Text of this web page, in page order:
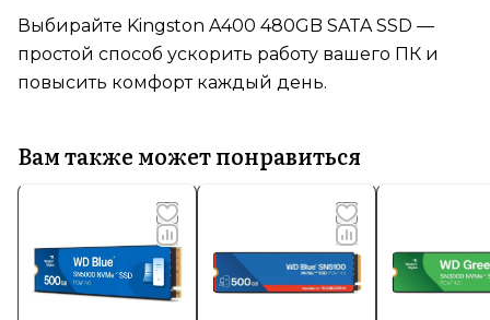
Выбирайте Kingston A400 480GB SATA SSD —
простой способ ускорить работу вашего ПК и
повысить комфорт каждый день.
Вам также может понравиться